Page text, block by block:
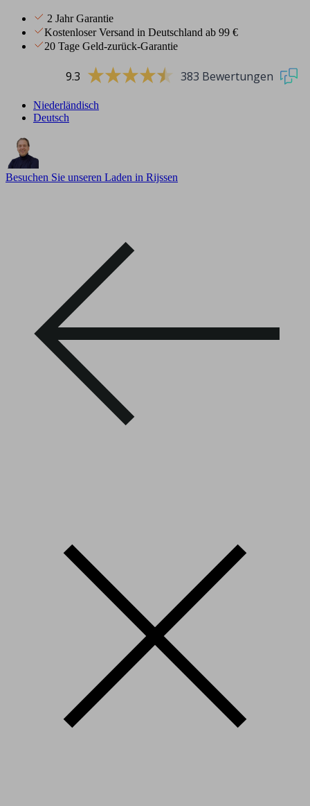
2 Jahr Garantie
Kostenloser Versand in Deutschland ab 99 €
20 Tage Geld-zurück-Garantie
9.3 383 Bewertungen
Niederländisch
Deutsch
Besuchen Sie unseren Laden in Rijssen